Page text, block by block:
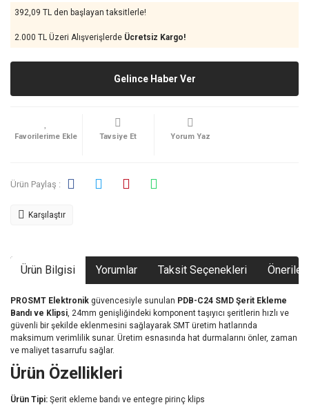
392,09 TL den başlayan taksitlerle!
2.000 TL Üzeri Alışverişlerde Ücretsiz Kargo!
Gelince Haber Ver
Tavsiye Et Yorum Yaz
Ürün Paylaş :
Karşılaştır
Ürün Bilgisi Yorumlar Taksit Seçenekleri
PROSMT Elektronik güvencesiyle sunulan PDB-C24 SMD Şerit Ekleme
Bandı ve Klipsi, 24mm genişliğindeki komponenttaşıyıcı şeritlerin hızlı ve
güvenli bir şekilde eklenmesini sağlayarak SMT üretim hatlarında
maksimum verimlilik sunar. Üretim esnasında hat durmalarını önler, zaman
ve maliyettasarrufu sağlar.
Ürün Özellikleri
Ürün Tipi: Şerit ekleme bandı ve entegre pirinç klips